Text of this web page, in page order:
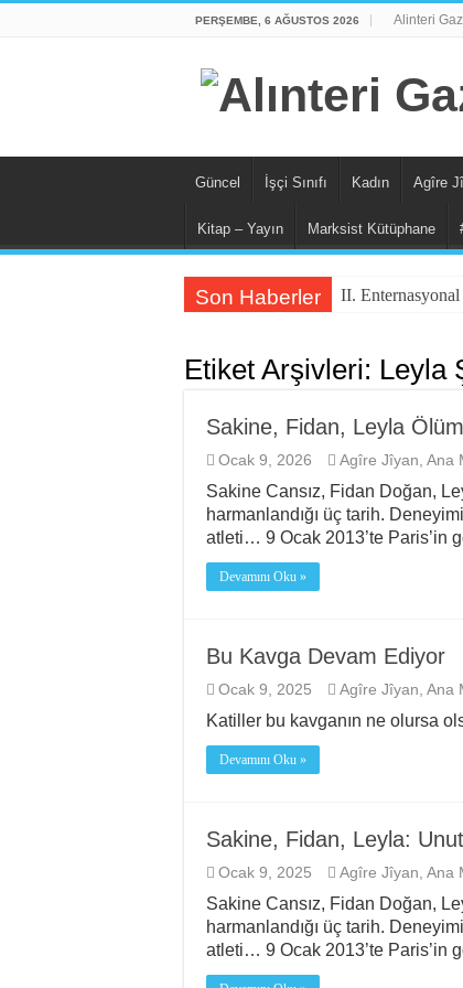
PERŞEMBE, 6 AĞUSTOS 2026 Alinteri
Güncel İşçi Sınıfı Kadın Agîre
Kitap – Yayın Marksist Kütüphane
Son Haberler II.
Etiket Arşivleri: Leyla
Sakine, Fidan, Leyla
Ocak 9, 2026 Agîre Jîyan, Ana
Sakine Cansız, Fidan Doğan,
harmanlandığı üç tarih.
atleti… 9 Ocak 2013’te Paris’in
Devamını Oku »
Bu Kavga Devam Ediyor
Ocak 9, 2025 Agîre Jîyan, Ana
Katiller bu kavganın ne olursa
Devamını Oku »
Sakine, Fidan, Leyla:
Ocak 9, 2025 Agîre Jîyan, Ana
Sakine Cansız, Fidan Doğan,
harmanlandığı üç tarih.
atleti… 9 Ocak 2013’te Paris’in